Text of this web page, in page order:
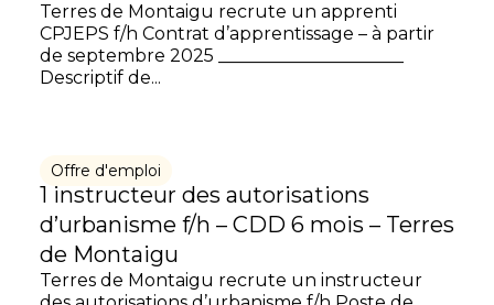
Terres de Montaigu recrute un apprenti
CPJEPS f/h Contrat d’apprentissage – à partir
de septembre 2025 _____________________
Descriptif de...
Offre d'emploi
1 instructeur des autorisations
d’urbanisme f/h – CDD 6 mois – Terres
de Montaigu
Terres de Montaigu recrute un instructeur